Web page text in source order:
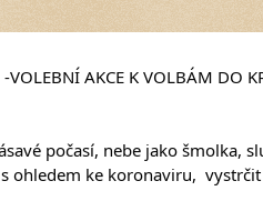
AKCE K VOLBÁM DO
počasí, nebe jako šmolka,
ohledem ke koronaviru,